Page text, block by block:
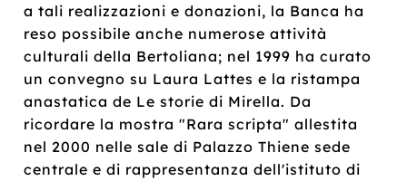
a tali realizzazioni e donazioni, la Banca ha
reso possibile anche numerose attività
culturali della Bertoliana; nel 1999 ha curato
un convegno su Laura Lattes e la ristampa
anastatica de Le storie di Mirella. Da
ricordare la mostra "Rara scripta" allestita
nel 2000 nelle sale di Palazzo Thiene sede
centrale e di rappresentanza dell'istituto di